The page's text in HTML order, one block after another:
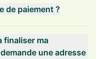
de paiement ?
finaliser ma
une adresse